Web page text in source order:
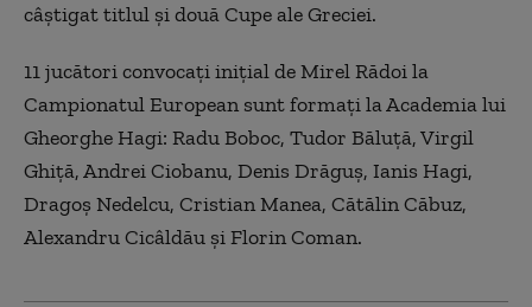
câştigat titlul şi două Cupe ale Greciei.
11 jucători convocaţi iniţial de Mirel Rădoi la
Campionatul European sunt formaţi la Academia lui
Gheorghe Hagi: Radu Boboc, Tudor Băluţă, Virgil
Ghiţă, Andrei Ciobanu, Denis Drăguş, Ianis Hagi,
Dragoş Nedelcu, Cristian Manea, Cătălin Căbuz,
Alexandru Cicâldău şi Florin Coman.